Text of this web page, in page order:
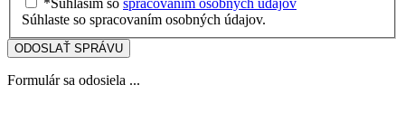
Súhlaste so spracovaním osobných údajov.
ODOSLAŤ SPRÁVU
Formulár sa odosiela ...